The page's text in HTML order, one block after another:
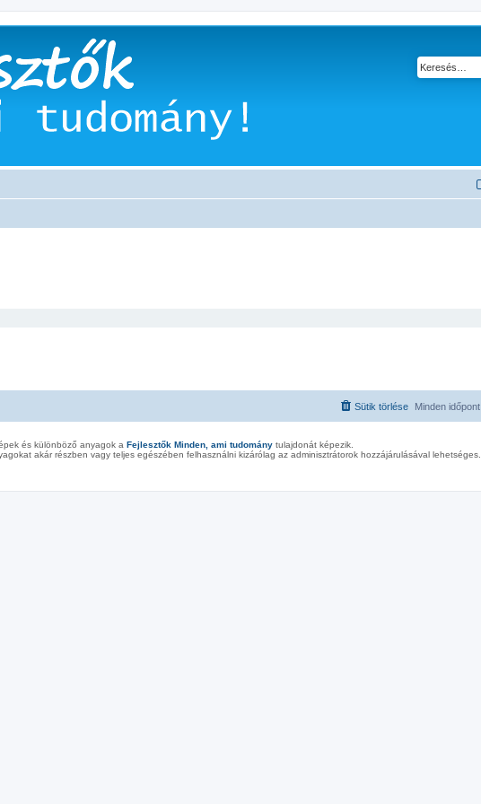
Minden időpont
Sütik törlése
és különböző anyagok a Fejlesztők Minden, ami tudomány tulajdonát képezik.
akár részben vagy teljes egészében felhasználni kizárólag az adminisztrátorok hozzájárulásával lehetséges.